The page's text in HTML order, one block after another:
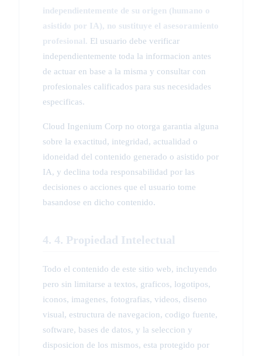
independientemente de su origen (humano o
asistido por IA), no sustituye el asesoramiento
profesional. El usuario debe verificar
independientemente toda la informacion antes
de actuar en base a la misma y consultar con
profesionales calificados para sus necesidades
especificas.
Cloud Ingenium Corp no otorga garantia alguna
sobre la exactitud, integridad, actualidad o
idoneidad del contenido generado o asistido por
IA, y declina toda responsabilidad por las
decisiones o acciones que el usuario tome
basandose en dicho contenido.
4. 4. Propiedad Intelectual
Todo el contenido de este sitio web, incluyendo
pero sin limitarse a textos, graficos, logotipos,
iconos, imagenes, fotografias, videos, diseno
visual, estructura de navegacion, codigo fuente,
software, bases de datos, y la seleccion y
disposicion de los mismos, esta protegido por